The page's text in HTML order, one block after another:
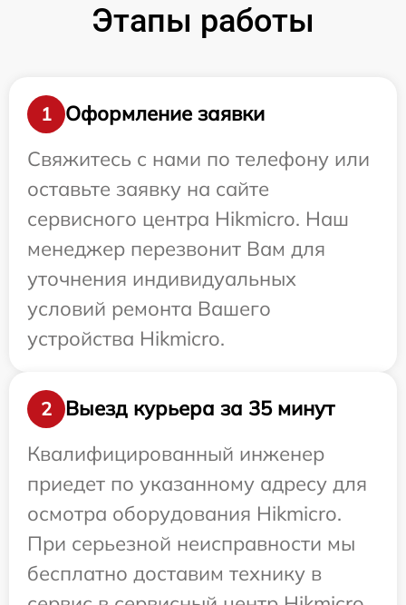
Этапы работы
1
Оформление заявки
Свяжитесь с нами по телефону или
оставьте заявку на сайте
сервисного центра Hikmicro. Наш
менеджер перезвонит Вам для
уточнения индивидуальных
условий ремонта Вашего
устройства Hikmicro.
2
Выезд курьера за 35 минут
Квалифицированный инженер
приедет по указанному адресу для
осмотра оборудования Hikmicro.
При серьезной неисправности мы
бесплатно доставим технику в